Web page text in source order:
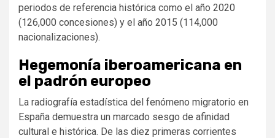
periodos de referencia histórica como el año 2020
(126,000 concesiones) y el año 2015 (114,000
nacionalizaciones).
Hegemonía iberoamericana en
el padrón europeo
La radiografía estadística del fenómeno migratorio en
España demuestra un marcado sesgo de afinidad
cultural e histórica. De las diez primeras corrientes